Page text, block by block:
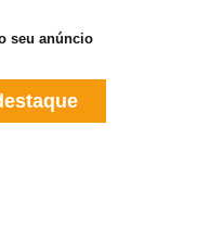
seu anúncio